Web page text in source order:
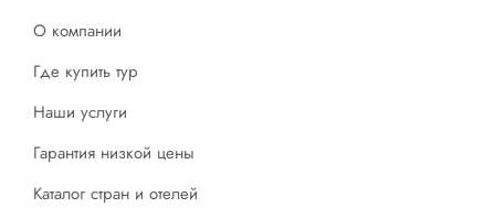
О компании
Где купить тур
Наши услуги
Гарантия низкой цены
Каталог стран и отелей